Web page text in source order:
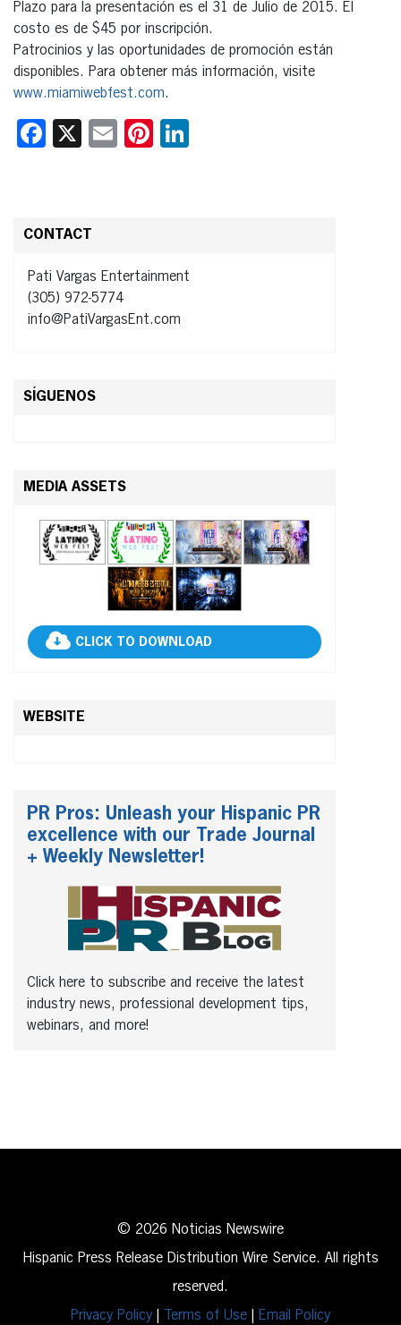
Plazo para la presentación es el 31 de Julio de 2015. El
costo es de $45 por inscripción.
Patrocinios y las oportunidades de promoción están
disponibles. Para obtener más información, visite
www.miamiwebfest.com.
Facebook
X EmailPinterest
CONTACT
Pati Vargas Entertainment
(305) 972-5774
info@PatiVargasEnt.com
SÍGUENOS
MEDIA ASSETS
CLICK TO DOWNLOAD
WEBSITE
PR Pros: Unleash your Hispanic PR
excellence with our Trade Journal
+ Weekly Newsletter!
Click here to subscribe and receive the latest
industry news, professional development tips,
webinars, and more!
© 2026 Noticias Newswire
Hispanic Press Release Distribution Wire Service. All rights
reserved.
Privacy Policy
Terms of Use Email Policy